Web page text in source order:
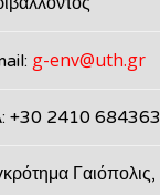
g-env@uth.gr
+30 2410 684363
Γαιόπολις,